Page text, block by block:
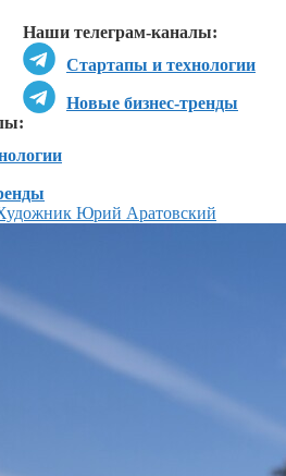
Наши телеграм-каналы:
Стартапы и технологии
Новые бизнес-тренды
Юрий Аратовский